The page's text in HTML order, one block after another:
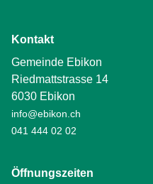
Kontakt
Gemeinde Ebikon
Riedmattstrasse 14
6030 Ebikon
info@ebikon.ch
041 444 02 02
Öffnungszeiten